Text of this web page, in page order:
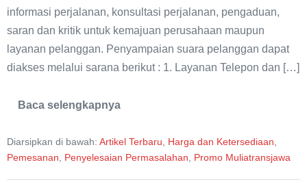
informasi perjalanan, konsultasi perjalanan, pengaduan,
saran dan kritik untuk kemajuan perusahaan maupun
layanan pelanggan. Penyampaian suara pelanggan dapat
diakses melalui sarana berikut : 1. Layanan Telepon dan […]
Baca selengkapnya
Layanan
MuliaTransJawa
Diarsipkan di bawah: Artikel Terbaru Harga dan Ketersediaan
Pemesanan
Penyelesaian Permasalahan Promo Muliatransjawa